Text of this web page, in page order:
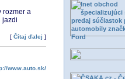
rozmer a
jazdi
[ Čítaj ďalej ]
www.auto.sk/